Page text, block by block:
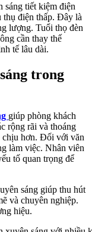
sáng tiết kiệm điện
thụ điện thấp. Đây là
lượng. Tuổi thọ đèn
cần thay thế
tế lâu dài.
trong
giúp phòng khách
rộng rãi và thoáng
chịu hơn. Đối với văn
làm việc. Nhân viên
tố quan trọng để
sáng giúp thu hút
và chuyên nghiệp.
hiệu.